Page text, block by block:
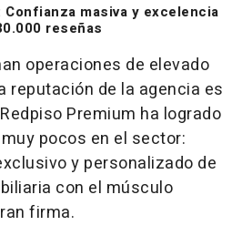
masiva y excelencia
reseñas
operaciones de elevado
reputación de la agencia es
Premium ha logrado
pocos en el sector:
y personalizado de
con el músculo
firma.